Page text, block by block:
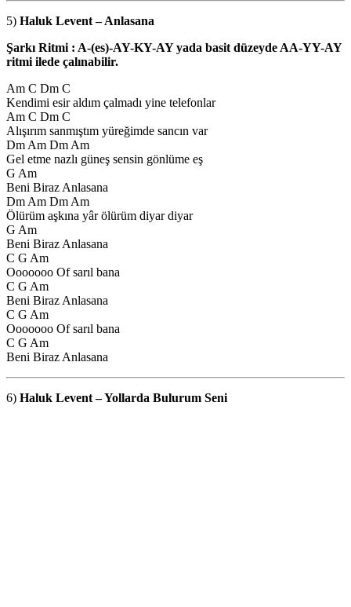
5) Haluk Levent – Anlasana
Şarkı Ritmi : A-(es)-AY-KY-AY yada basit düzeyde AA-YY-AY
ritmi ilede çalınabilir.
Am C Dm C
Kendimi esir aldım çalmadı yine telefonlar
Am C Dm C
Alışırım sanmıştım yüreğimde sancın var
Dm Am Dm Am
Gel etme nazlı güneş sensin gönlüme eş
G Am
Beni Biraz Anlasana
Dm Am Dm Am
Ölürüm aşkına yâr ölürüm diyar diyar
G Am
Beni Biraz Anlasana
C G Am
Ooooooo Of sarıl bana
C G Am
Beni Biraz Anlasana
C G Am
Ooooooo Of sarıl bana
C G Am
Beni Biraz Anlasana
6) Haluk Levent – Yollarda Bulurum Seni